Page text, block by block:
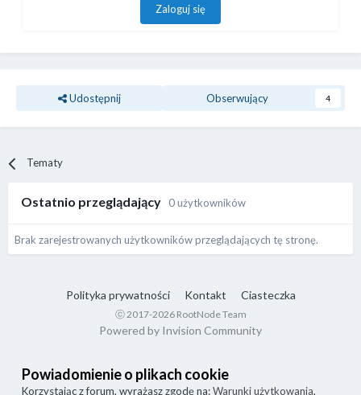
Zaloguj się
Udostępnij Obserwujący 4
Tematy
Ostatnio przeglądający 0 użytkowników
Brak zarejestrowanych użytkowników przeglądających tę stronę.
Polityka prywatności Kontakt Ciasteczka
ⓒ 2017-2026 RootNode Team
Powered by Invision Community
Powiadomienie o plikach cookie
Korzystając z forum, wyrażasz zgodę na:Warunki użytkowania,